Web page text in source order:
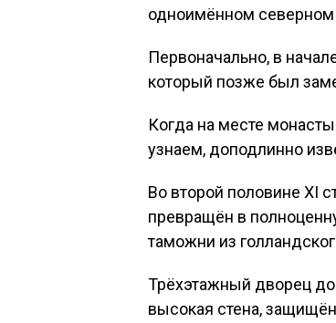
одноимённом
Первоначально, в
который позже был
Когда на месте
узнаем, доподлинно
Во второй половине XI
превращён в
таможни из
Трёхэтажный дворец
высокая стена,